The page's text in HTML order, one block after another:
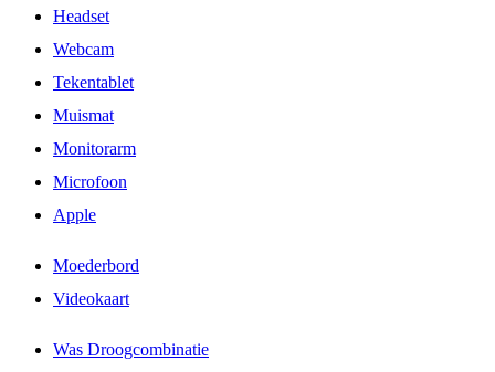
Headset
Webcam
Tekentablet
Muismat
Monitorarm
Microfoon
Apple
Moederbord
Videokaart
Was Droogcombinatie